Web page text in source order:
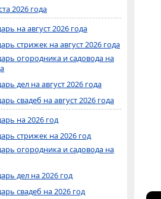
2026 года
на август 2026 года
стрижек на август 2026 года
огородника и садовода на
дел на август 2026 года
свадеб на август 2026 года
на 2026 год
стрижек на 2026 год
огородника и садовода на
дел на 2026 год
свадеб на 2026 год